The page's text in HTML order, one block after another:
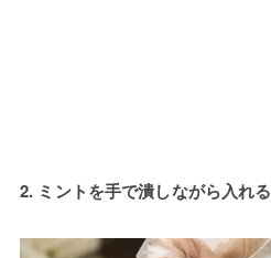
2. ミントを手で潰しながら入れる